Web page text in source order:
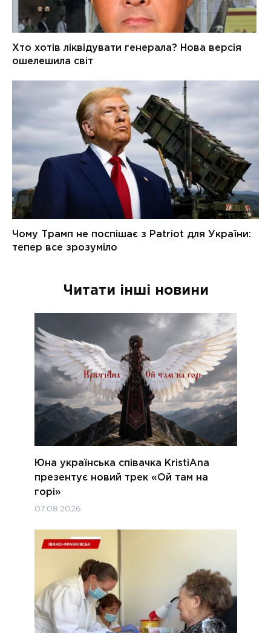
Читати інші новини
Юна українська співачка KristiAna
презентує новий трек «Ой там на
горі»
07.08.2026